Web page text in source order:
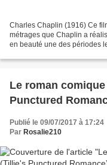
Charles Chaplin (1916) Ce
métrages que Chaplin a
en beauté une des périodes
Le roman
Punctured
Publié le 09/07/2017 à 17:24
Par Rosalie210